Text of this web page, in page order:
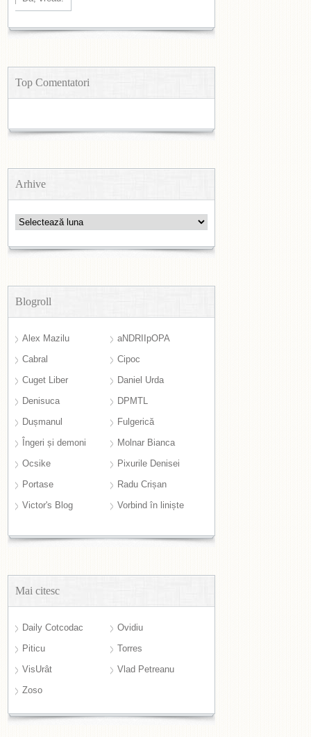
Top Comentatori
Arhive
Arhive
Blogroll
Alex Mazilu
aNDRIIpOPA
Cabral
Cipoc
Cuget Liber
Daniel Urda
Denisuca
DPMTL
Dușmanul
Fulgerică
Îngeri și demoni
Molnar Bianca
Ocsike
Pixurile Denisei
Portase
Radu Crișan
Victor's Blog
Vorbind în liniște
Mai citesc
Daily Cotcodac
Ovidiu
Piticu
Torres
VisUrât
Vlad Petreanu
Zoso